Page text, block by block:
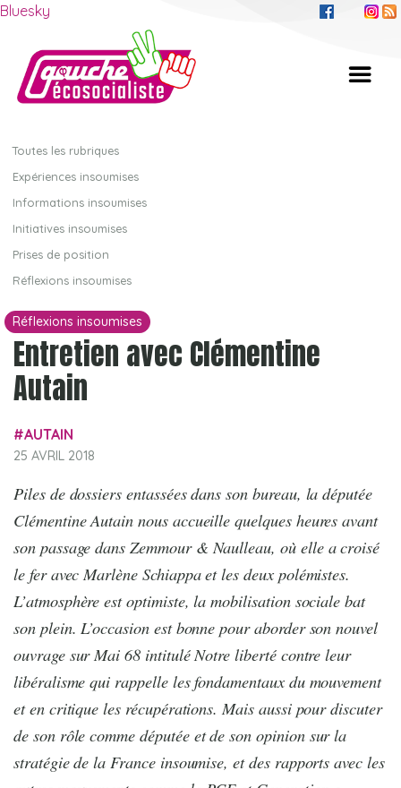
Bluesky
Toutes les rubriques
Expériences insoumises
Informations insoumises
Initiatives insoumises
Prises de position
Réflexions insoumises
Réflexions insoumises
Entretien avec Clémentine
Autain
AUTAIN
25 AVRIL 2018
Piles de dossiers entassées dans son bureau, la députée
Clémentine Autain nous accueille quelques heures avant
son passage dans Zemmour & Naulleau, où elle a croisé
le fer avec Marlène Schiappa et les deux polémistes.
L’atmosphère est optimiste, la mobilisation sociale bat
son plein. L’occasion est bonne pour aborder son nouvel
ouvrage sur Mai 68 intitulé Notre liberté contre leur
libéralisme qui rappelle les fondamentaux du mouvement
et en critique les récupérations. Mais aussi pour discuter
de son rôle comme députée et de son opinion sur la
stratégie de la France insoumise, et des rapports avec les